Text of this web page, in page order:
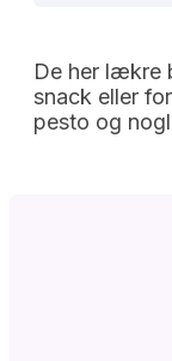
De her lækre
snack eller
pesto og